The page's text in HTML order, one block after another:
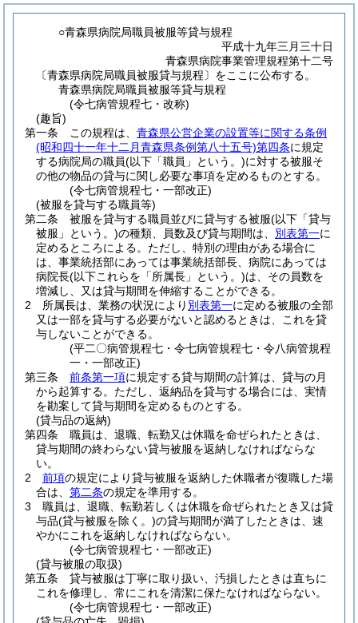
○青森県病院局職員被服等貸与規程
平成十九年三月三十日
青森県病院事業管理規程第十二号
〔青森県病院局職員被服貸与規程〕をここに公布する。
青森県病院局職員被服等貸与規程
(令七病管規程七・改称)
(趣旨)
第一条
この規程は、 青森県公営企業の設置等に関する条例
(昭和四十一年十二月青森県条例第八十五号)第四条に規定
する病院局の職員(以下「職員」という。)に対する被服そ
の他の物品の貸与に関し必要な事項を定めるものとする。
(令七病管規程七・一部改正)
(被服を貸与する職員等)
第二条
被服を貸与する職員並びに貸与する被服(以下「貸与
被服」という。)の種類、員数及び貸与期間は、 別表第一に
定めるところによる。 ただし、特別の理由がある場合に
は、事業統括部にあっては事業統括部長、病院にあっては
病院長(以下これらを「所属長」という。)は、その員数を
増減し、又は貸与期間を伸縮することができる。
2
所属長は、業務の状況により 別表第一に定める被服の全部
又は一部を貸与する必要がないと認めるときは、これを貸
与しないことができる。
(平二〇病管規程七・令七病管規程七・令八病管規程
一・一部改正)
第三条
前条第一項に規定する貸与期間の計算は、貸与の月
から起算する。 ただし、返納品を貸与する場合には、実情
を勘案して貸与期間を定めるものとする。
(貸与品の返納)
第四条
職員は、退職、転勤又は休職を命ぜられたときは、
貸与期間の終わらない貸与被服を返納しなければならな
い。
2
前項の規定により貸与被服を返納した休職者が復職した場
合は、 第二条の規定を準用する。
3
職員は、退職、転勤若しくは休職を命ぜられたとき又は貸
与品(貸与被服を除く。)の貸与期間が満了したときは、速
やかにこれを返納しなければならない。
(令七病管規程七・一部改正)
(貸与被服の取扱)
第五条
貸与被服は丁寧に取り扱い、汚損したときは直ちに
これを修理し、常にこれを清潔に保たなければならない。
(令七病管規程七・一部改正)